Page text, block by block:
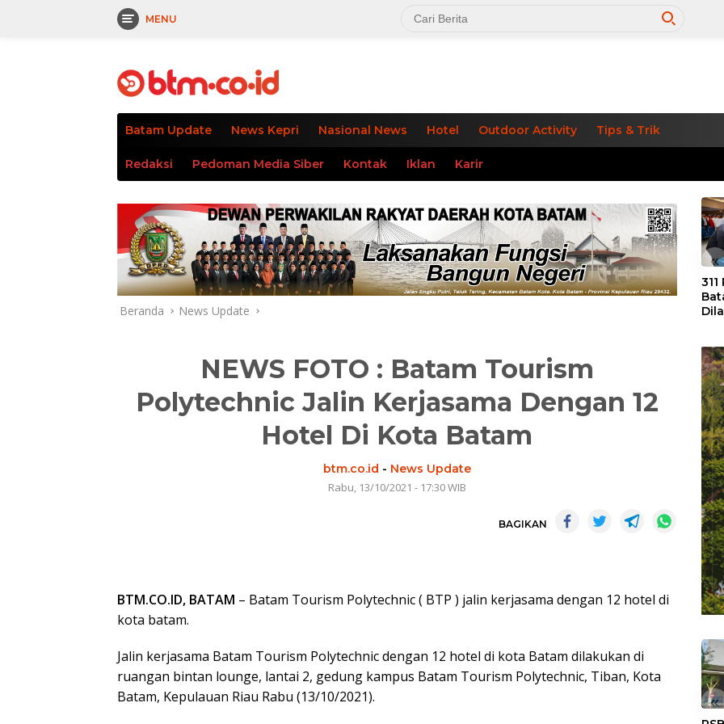
MENU
Batam Update News Kepri Nasional News Hotel Outdoor Activity Tips & Trik
Redaksi Pedoman Media Siber Kontak Iklan Karir
Beranda News Update
NEWS FOTO : Batam Tourism
Polytechnic Jalin Kerjasama Dengan 12
Hotel Di Kota Batam
btm.co.id - News Update
Rabu, 13/10/2021 - 17:30 WIB
BAGIKAN
BTM.CO.ID, BATAM – Batam Tourism Polytechnic ( BTP ) jalin kerjasama dengan 12 hotel di
kota batam.
Jalin kerjasama Batam Tourism Polytechnic dengan 12 hotel di kota Batam dilakukan di
ruangan bintan lounge, lantai 2, gedung kampus Batam Tourism Polytechnic, Tiban, Kota
Batam, Kepulauan Riau Rabu (13/10/2021).
«
«